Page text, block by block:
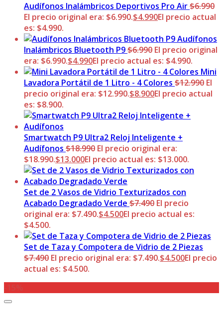
Audífonos Inalámbricos Deportivos Pro Air$6.990
El precio original era: $6.990.$4.990El precio actual
es: $4.990.
Audífonos
Inalámbricos Bluetooth P9$6.990 El precio original
era: $6.990.$4.990El precio actual es: $4.990.
Mini
Lavadora Portátil de 1 Litro - 4 Colores $12.990 El
precio original era: $12.990.$8.900El precio actual
es: $8.900.
Smartwatch P9 Ultra2 Reloj Inteligente +
Audífonos $18.990 El precio original era:
$18.990.$13.000El precio actual es: $13.000.
Set de 2 Vasos de Vidrio Texturizados con
Acabado Degradado Verde $7.490 El precio
original era: $7.490.$4.500El precio actual es:
$4.500.
Set de Taza y Compotera de Vidrio de 2 Piezas
$7.490 El precio original era: $7.490.$4.500El precio
actual es: $4.500.